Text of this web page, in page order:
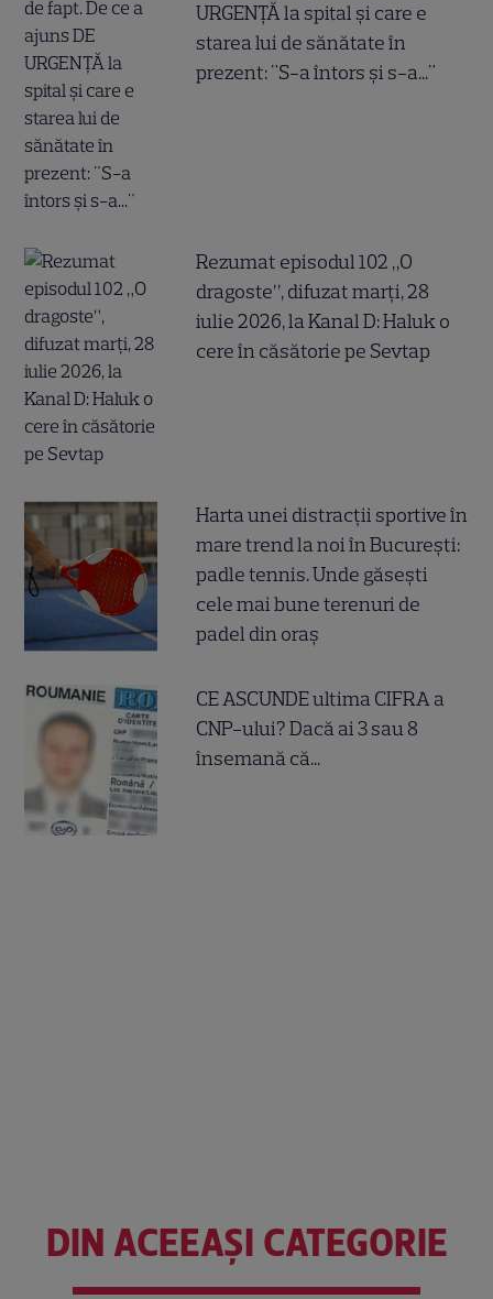
URGENȚĂ la spital și care e
starea lui de sănătate în
prezent: "S-a întors și s-a..."
Rezumat episodul 102 „O
dragoste”, difuzat marți, 28
iulie 2026, la Kanal D: Haluk o
cere în căsătorie pe Sevtap
Harta unei distracții sportive în
mare trend la noi în București:
padle tennis. Unde găsești
cele mai bune terenuri de
padel din oraș
CE ASCUNDE ultima CIFRA a
CNP-ului? Dacă ai 3 sau 8
însemană că...
DIN ACEEAȘI CATEGORIE